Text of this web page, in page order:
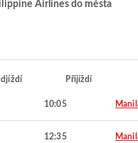
Airlines do města
Přijíždí
10:05
12:35